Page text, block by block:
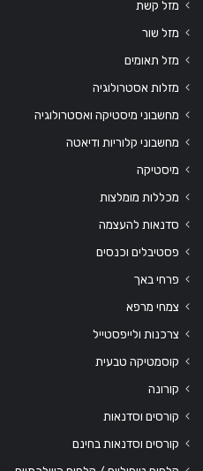
מזל קשת
מזל שור
מזל תאומים
מזלות אסטרולוגיה
מחשבוני מיסטיקה ואסטרולוגיה
מחשבוני קלוריות ודיאטה
מיסטיקה
מכללות מומלצות
סדנאות להעצמה
פסטיבלים וכנסים
פרחי באך
צמחי מרפא
צרכנות ולייפסטייל
קוסמטיקה טבעית
קורונה
קורסים וסדנאות
קורסים וסדנאות בחינם